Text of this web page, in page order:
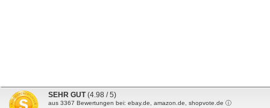
SEHR GUT (4.98 / 5)
aus 3367 Bewertungen bei: ebay.de, amazon.de, shopvote.de ⓘ